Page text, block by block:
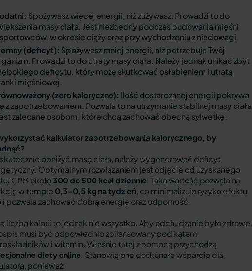
Spożywasz więcej energii, niż zużywasz. Prowadzi to do
masy ciała. Jest niezbędny podczas budowania mięśni
w okresie ciąży oraz przy wychodzeniu z niedowagi.
(deficyt): Spożywasz mniej energii, niż potrzebuje Twój
Prowadzi to do utraty masy ciała. Należy jednak unikać zbyt
deficytu, który może skutkować osłabieniem i utratą
mięśniowej.
(zero kaloryczne): Ilość dostarczanej energii pokrywa
z zapotrzebowaniem. Pozwala to na utrzymanie stabilnej masy ciała
zalecane osobom, które chcą zachować obecną sylwetkę.
kalkulator zapotrzebowania kalorycznego, by
obniżyć masę ciała, należy wygenerować deficyt
Optymalnym rozwiązaniem jest odjęcie od uzyskanego
CPM około300 do 500 kcal dziennie. Taka wartość pozwala na
w tempie 0,3–0,5 kg na tydzień, co minimalizuje ryzyko efektu
i pozwala zachować dobrą energię oraz odporność.
liczba kalorii to jednak nie wszystko. Aby odchudzanie było zdrowe,
musi być odpowiednio zbilansowany pod kątem
i witamin. Właśnie tutaj z pomocą przychodzą
diety online. Stanowią one doskonałe wsparcie dla
ponieważ: